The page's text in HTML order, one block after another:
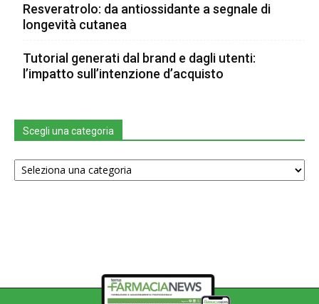
Resveratrolo: da antiossidante a segnale di
longevità cutanea
Tutorial generati dal brand e dagli utenti:
l’impatto sull’intenzione d’acquisto
Scegli una categoria
Scegli
una